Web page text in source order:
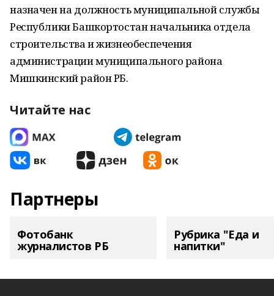
назначен на должность муниципальной службы
Республики Башкортостан начальника отдела
строительства и жизнеобеспечения
администрации муниципального района
Мишкинский район РБ.
Читайте нас
Партнеры
Фотобанк
журналистов РБ
Рубрика "Еда и
напитки"